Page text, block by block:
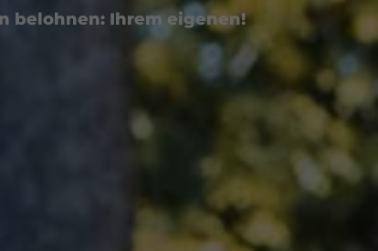
belohnen: ­Ihrem eigenen!